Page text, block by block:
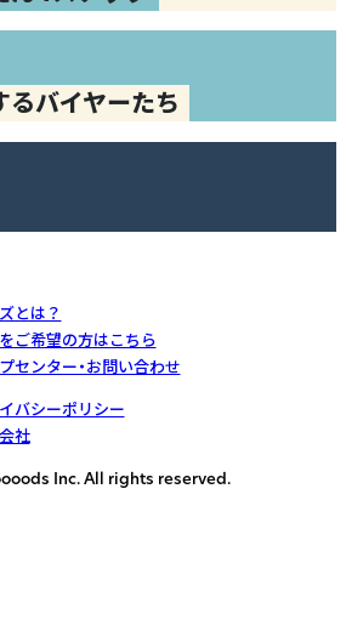
バイヤーたち
とは？
ご希望の方はこちら
センター・お問い合わせ
バシーポリシー
社
Inc. All rights reserved.